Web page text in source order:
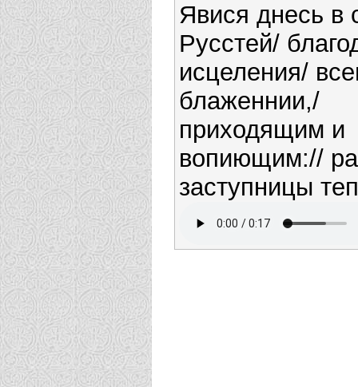
Явися днесь в
Русстей/
исцеления/
блаженнии,/
приходящим и
вопиющим://
заступницы